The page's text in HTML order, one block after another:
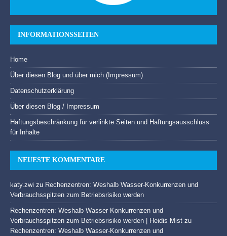
INFORMATIONSSEITEN
Home
Über diesen Blog und über mich (Impressum)
Datenschutzerklärung
Über diesen Blog / Impressum
Haftungsbeschränkung für verlinkte Seiten und Haftungsausschluss
für Inhalte
NEUESTE KOMMENTARE
katy.zwi zu Rechenzentren: Weshalb Wasser-Konkurrenzen und
Verbrauchsspitzen zum Betriebsrisiko werden
Rechenzentren: Weshalb Wasser-Konkurrenzen und
Verbrauchsspitzen zum Betriebsrisiko werden | Heidis Mist zu
Rechenzentren: Weshalb Wasser-Konkurrenzen und